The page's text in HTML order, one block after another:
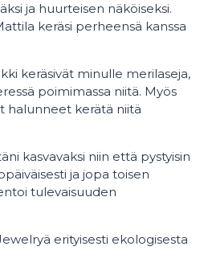
ja huurteisen näköiseksi.
keräsi perheensä kanssa
keräsivät minulle merilaseja,
poimimassa niitä. Myös
halunneet kerätä niitä
kasvavaksi niin että pystyisin
ja jopa toisen
tulevaisuuden
erityisesti ekologisesta